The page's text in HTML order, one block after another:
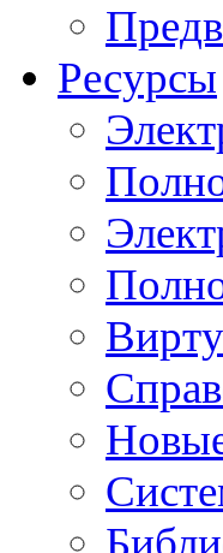
Ресурсы